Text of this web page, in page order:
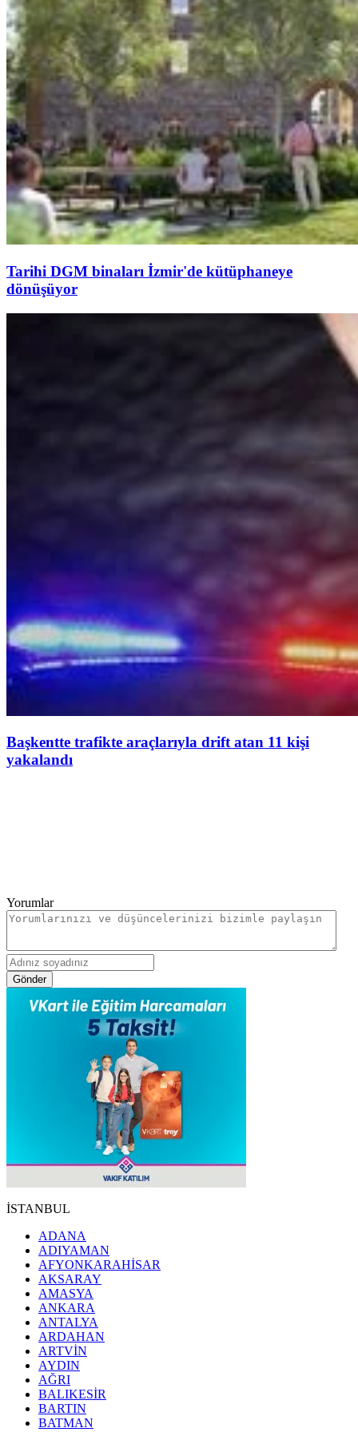
Tarihi DGM binaları İzmir'de kütüphaneye
dönüşüyor
Başkentte trafikte araçlarıyla drift atan 11 kişi
yakalandı
Yorumlar
Gönder
İSTANBUL
ADANA
ADIYAMAN
AFYONKARAHİSAR
AKSARAY
AMASYA
ANKARA
ANTALYA
ARDAHAN
ARTVİN
AYDIN
AĞRI
BALIKESİR
BARTIN
BATMAN